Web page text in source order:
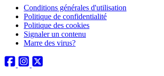
Conditions générales d'utilisation
Politique de confidentialité
Politique des cookies
Signaler un contenu
Marre des virus?